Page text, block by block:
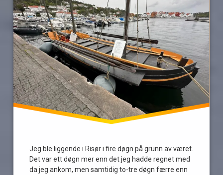
Jeg ble liggende i Risør i fire døgn på grunn av været.
Det var ett døgn mer enn det jeg hadde regnet med
da jeg ankom, men samtidig to-tre døgn færre enn
Valle